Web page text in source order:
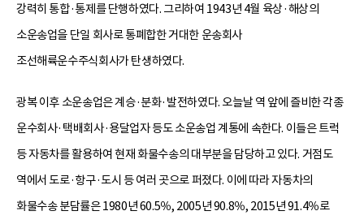
강력히 통합·통제를 단행하였다. 그리하여 1943년 4월 육상·해상의
소운송업을 단일 회사로 통폐합한 거대한 운송회사
조선해륙운수주식회사가 탄생하였다.
광복 이후 소운송업은 계승·분화·발전하였다. 오늘날 역 앞에 즐비한 각종
운수회사·택배회사·용달업자 등도 소운송업 계통에 속한다. 이들은 트럭
등 자동차를 활용하여 현재 화물수송의 대부분을 담당하고 있다. 거점도
역에서 도로·항구·도시 등 여러 곳으로 퍼졌다. 이에 따라 자동차의
화물수송 분담률은 1980년 60.5％, 2005년 90.8％, 2015년 91.4％로